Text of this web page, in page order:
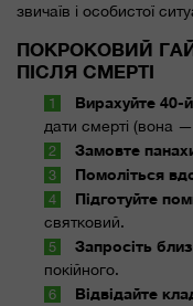
звичаїв і особистої
ПОКРОКОВИЙ
ПІСЛЯ СМЕРТІ
Вирахуйте 40-
дати смерті (вона
Замовте
Помоліться
Підготуйте
святковий.
Запросіть
покійного.
Відвідайте